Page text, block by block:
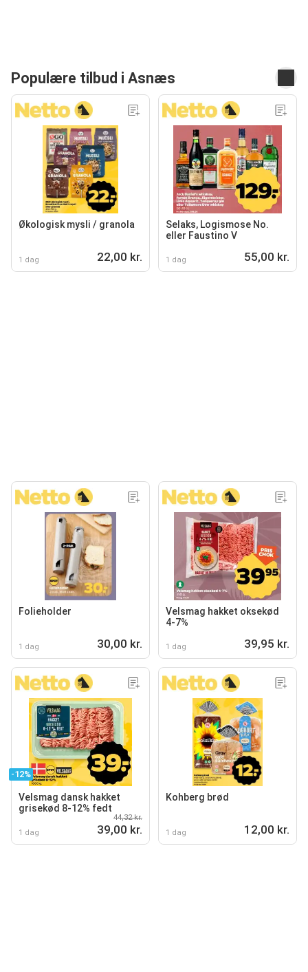
Populære tilbud i Asnæs
Økologisk mysli / granola
1 dag 22,00 kr.
Selaks, Logismose No.
eller Faustino V
1 dag 55,00 kr.
Folieholder
1 dag 30,00 kr.
Velsmag hakket oksekød
4-7%
1 dag 39,95 kr.
-12%
Velsmag dansk hakket
grisekød 8-12% fedt
1 dag
44,32 kr.
39,00 kr.
Kohberg brød
1 dag 12,00 kr.